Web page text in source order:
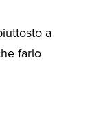
a
farlo